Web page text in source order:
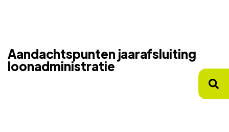
Aandachtspunten jaarafsluiting
loonadministratie